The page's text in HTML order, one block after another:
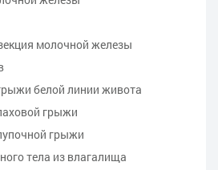
молочной железы
белой линии живота
грыжи
грыжи
тела из влагалища